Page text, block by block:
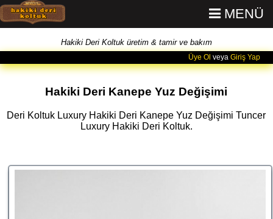
MENÜ
Hakiki Deri Koltuk üretim & tamir ve bakım
Üye Ol veya Giriş Yap
Hakiki Deri Kanepe Yuz Değişimi
Deri Koltuk Luxury Hakiki Deri Kanepe Yuz Değişimi Tuncer
Luxury Hakiki Deri Koltuk.